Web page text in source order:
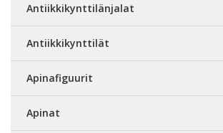
Antiikkikynttilänjalat
Antiikkikynttilät
Apinafiguurit
Apinat